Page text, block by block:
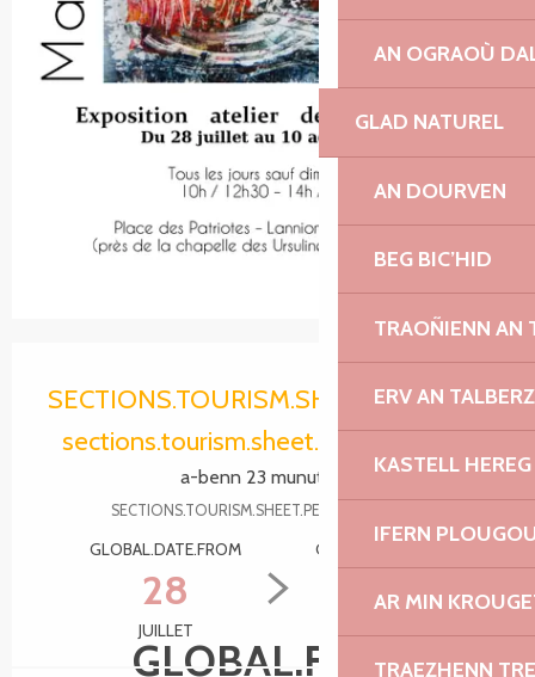
AN OGRAOÙ
GLAD NATUREL
AN DOURVEN
BEG BIC’HID
TRAOÑIENN AN
ERV AN
KASTELL HEREG
IFERN
AR MIN
TRAEZHENN
sections.tourism.sheet.periods.today
a-benn 23 munutenn
SECTIONS.TOURISM.SHEET.PERIODS.DETAILS
GLOBAL.DATE.FROM
28
JUILLET
GLOBAL.DATE.TO
10
AOÛT
GLOBAL.FREE